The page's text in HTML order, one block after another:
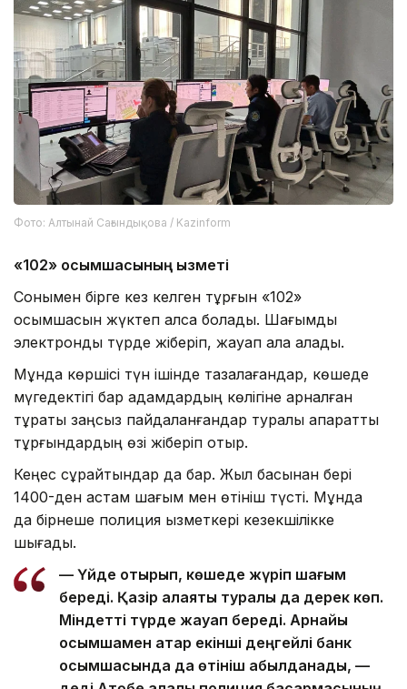
Фото: Алтынай Сағындықова / Kazinform
«102» қосымшасының қызметі
Сонымен бірге кез келген тұрғын «102»
қосымшасын жүктеп алса болады. Шағымды
электронды түрде жіберіп, жауап ала алады.
Мұнда көршісі түн ішінде тазалағандар, көшеде
мүгедектігі бар адамдардың көлігіне арналған
тұрақты заңсыз пайдаланғандар туралы ақпаратты
тұрғындардың өзі жіберіп отыр.
Кеңес сұрайтындар да бар. Жыл басынан бері
1400-ден астам шағым мен өтініш түсті. Мұнда
да бірнеше полиция қызметкері кезекшілікке
шығады.
— Үйде отырып, көшеде жүріп шағым
береді. Қазір алаяқтық туралы да дерек көп.
Міндетті түрде жауап береді. Арнайы
қосымшамен қатар екінші деңгейлі банк
қосымшасында да өтініш қабылданады, —